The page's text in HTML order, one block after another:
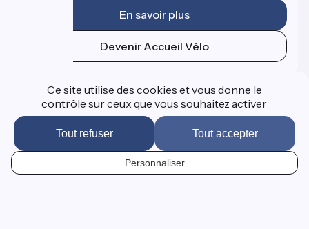
FR
En savoir plus
Devenir Accueil Vélo
FAQ
Espace Pro
Presse
Ce site utilise des cookies et vous donne le
contrôle sur ceux que vous souhaitez activer
Tout accepter
Tout refuser
Personnaliser